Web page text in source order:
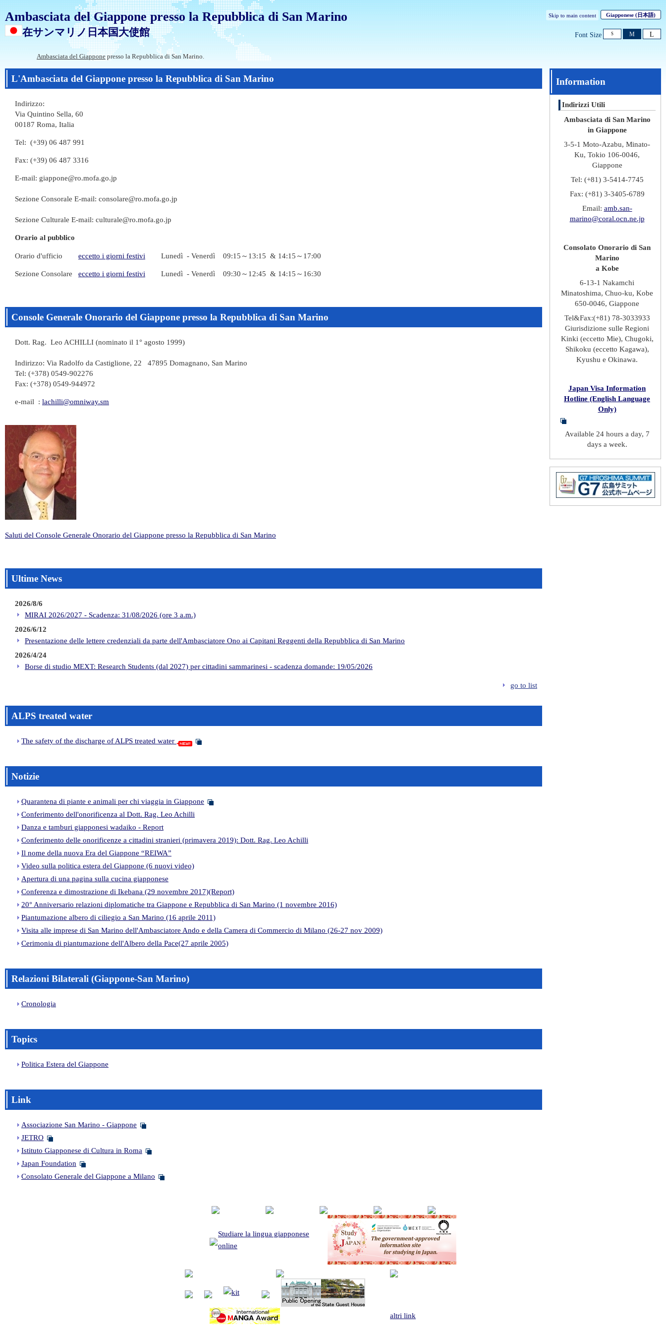
Ambasciata del Giappone presso la Repubblica di San Marino
在サンマリノ日本国大使館
Skip to main content Giapponese (日本語)
Font Size S M L
Ambasciata del Giappone presso la Repubblica di San Marino.
L'Ambasciata del Giappone presso la Repubblica di San Marino
Indirizzo:
Via Quintino Sella, 60
00187 Roma, Italia
Tel: (+39) 06 487 991
Fax: (+39) 06 487 3316
E-mail: giappone@ro.mofa.go.jp
Sezione Consorale E-mail: consolare@ro.mofa.go.jp
Sezione Culturale E-mail: culturale@ro.mofa.go.jp
Orario al pubblico
Orario d'ufficio eccetto i giorni festivi Lunedì - Venerdì 09:15～13:15 & 14:15～17:00
Sezione Consolare eccetto i giorni festivi Lunedì - Venerdì 09:30～12:45 & 14:15～16:30
Console Generale Onorario del Giappone presso la Repubblica di San Marino
Dott. Rag. Leo ACHILLI (nominato il 1° agosto 1999)
Indirizzo: Via Radolfo da Castiglione, 22 47895 Domagnano, San Marino
Tel: (+378) 0549-902276
Fax: (+378) 0549-944972
e-mail : lachilli@omniway.sm
Saluti del Console Generale Onorario del Giappone presso la Repubblica di San Marino
Ultime News
2026/8/6
MIRAI 2026/2027 - Scadenza: 31/08/2026 (ore 3 a.m.)
2026/6/12
Presentazione delle lettere credenziali da parte dell'Ambasciatore Ono ai Capitani Reggenti della Repubblica di San Marino
2026/4/24
Borse di studio MEXT: Research Students (dal 2027) per cittadini sammarinesi - scadenza domande: 19/05/2026
go to list
ALPS treated water
The safety of the discharge of ALPS treated water
Notizie
Quarantena di piante e animali per chi viaggia in Giappone
Conferimento dell'onorificenza al Dott. Rag. Leo Achilli
Danza e tamburi giapponesi wadaiko - Report
Conferimento delle onorificenze a cittadini stranieri (primavera 2019): Dott. Rag. Leo Achilli
Il nome della nuova Era del Giappone “REIWA”
Video sulla politica estera del Giappone (6 nuovi video)
Apertura di una pagina sulla cucina giapponese
Conferenza e dimostrazione di Ikebana (29 novembre 2017)(Report)
20° Anniversario relazioni diplomatiche tra Giappone e Repubblica di San Marino (1 novembre 2016)
Piantumazione albero di ciliegio a San Marino (16 aprile 2011)
Visita alle imprese di San Marino dell'Ambasciatore Ando e della Camera di Commercio di Milano (26-27 nov 2009)
Cerimonia di piantumazione dell'Albero della Pace(27 aprile 2005)
Relazioni Bilaterali (Giappone-San Marino)
Cronologia
Topics
Politica Estera del Giappone
Link
Associazione San Marino - Giappone
JETRO
Istituto Giapponese di Cultura in Roma
Japan Foundation
Consolato Generale del Giappone a Milano
Information
Indirizzi Utili
Ambasciata di San Marino
in Giappone
3-5-1 Moto-Azabu, Minato-
Ku, Tokio 106-0046,
Giappone
Tel: (+81) 3-5414-7745
Fax: (+81) 3-3405-6789
Email: amb.san-
marino@coral.ocn.ne.jp
Consolato Onorario di San
Marino
a Kobe
6-13-1 Nakamchi
Minatoshima, Chuo-ku, Kobe
650-0046, Giappone
Tel&Fax:(+81) 78-3033933
Giurisdizione sulle Regioni
Kinki (eccetto Mie), Chugoki,
Shikoku (eccetto Kagawa),
Kyushu e Okinawa.
Japan Visa Information
Hotline (English Language
Only)
Available 24 hours a day, 7
days a week.
Studiare la lingua giapponese
online
altri link